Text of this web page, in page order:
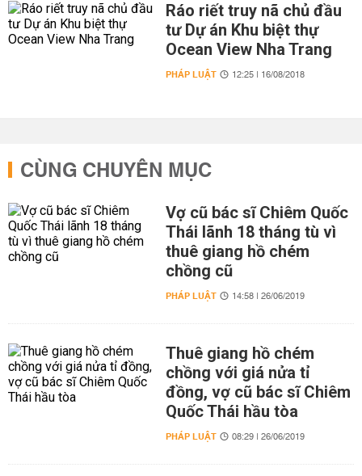
Ráo riết truy nã chủ đầu
tư Dự án Khu biệt thự
Ocean View Nha Trang
PHÁP LUẬT 12:25 | 16/08/2018
CÙNG CHUYÊN MỤC
Vợ cũ bác sĩ Chiêm Quốc
Thái lãnh 18 tháng tù vì
thuê giang hồ chém
chồng cũ
PHÁP LUẬT 14:58 | 26/06/2019
Thuê giang hồ chém
chồng với giá nửa tỉ
đồng, vợ cũ bác sĩ Chiêm
Quốc Thái hầu tòa
PHÁP LUẬT 08:29 | 26/06/2019